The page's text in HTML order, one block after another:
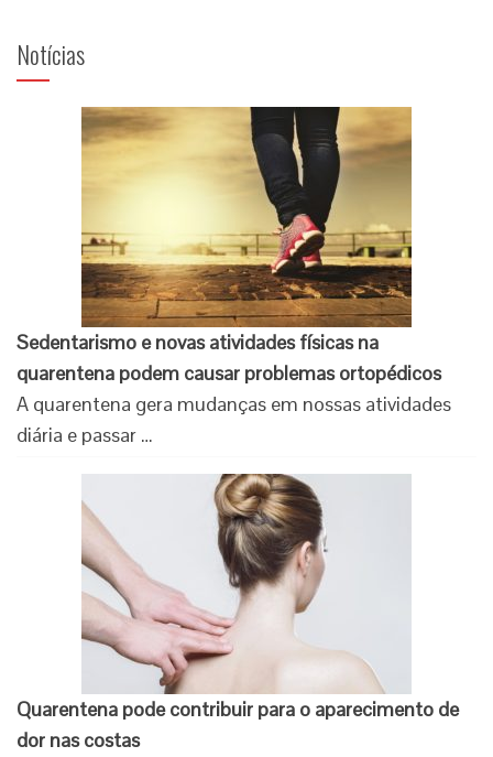
Notícias
Sedentarismo e novas atividades físicas na
quarentena podem causar problemas ortopédicos
A quarentena gera mudanças em nossas atividades
diária e passar …
Quarentena pode contribuir para o aparecimento de
dor nas costas